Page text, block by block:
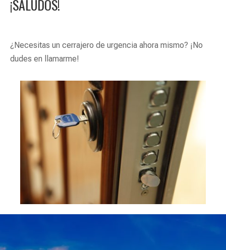
¡SALUDOS!
¿Necesitas un cerrajero de urgencia ahora mismo? ¡No
dudes en llamarme!